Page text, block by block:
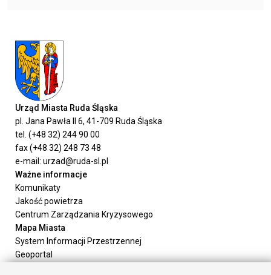
Urząd Miasta Ruda Śląska
pl. Jana Pawła II 6, 41-709 Ruda Śląska
tel. (+48 32) 244 90 00
fax (+48 32) 248 73 48
e-mail: urzad@ruda-sl.pl
Ważne informacje
Komunikaty
Jakość powietrza
Centrum Zarządzania Kryzysowego
Mapa Miasta
System Informacji Przestrzennej
Geoportal